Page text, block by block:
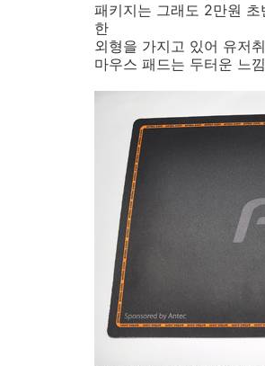
패키지는 그래도 2만원
한
외형을 가지고 있어 유저
마우스 패드는 두터운 느